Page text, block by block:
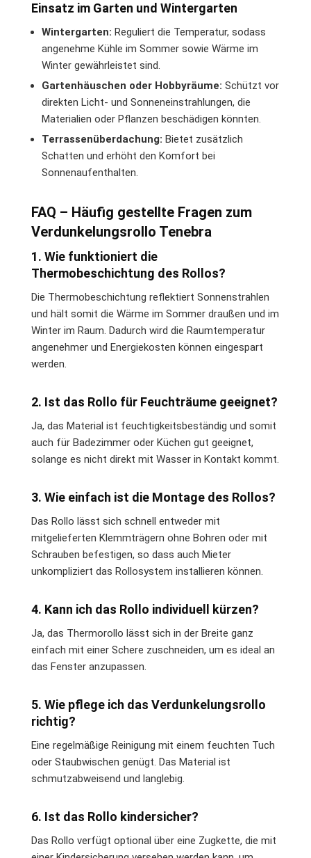
Einsatz im Garten und Wintergarten
Wintergarten: Reguliert die Temperatur, sodass
angenehme Kühle im Sommer sowie Wärme im
Winter gewährleistet sind.
Gartenhäuschen oder Hobbyräume: Schützt vor
direkten Licht- und Sonneneinstrahlungen, die
Materialien oder Pflanzen beschädigen könnten.
Terrassenüberdachung: Bietet zusätzlich
Schatten und erhöht den Komfort bei
Sonnenaufenthalten.
FAQ – Häufig gestellte Fragen zum
Verdunkelungsrollo Tenebra
1. Wie funktioniert die
Thermobeschichtung des Rollos?
Die Thermobeschichtung reflektiert Sonnenstrahlen
und hält somit die Wärme im Sommer draußen und im
Winter im Raum. Dadurch wird die Raumtemperatur
angenehmer und Energiekosten können eingespart
werden.
2. Ist das Rollo für Feuchträume geeignet?
Ja, das Material ist feuchtigkeitsbeständig und somit
auch für Badezimmer oder Küchen gut geeignet,
solange es nicht direkt mit Wasser in Kontakt kommt.
3. Wie einfach ist die Montage des Rollos?
Das Rollo lässt sich schnell entweder mit
mitgelieferten Klemmträgern ohne Bohren oder mit
Schrauben befestigen, so dass auch Mieter
unkompliziert das Rollosystem installieren können.
4. Kann ich das Rollo individuell kürzen?
Ja, das Thermorollo lässt sich in der Breite ganz
einfach mit einer Schere zuschneiden, um es ideal an
das Fenster anzupassen.
5. Wie pflege ich das Verdunkelungsrollo
richtig?
Eine regelmäßige Reinigung mit einem feuchten Tuch
oder Staubwischen genügt. Das Material ist
schmutzabweisend und langlebig.
6. Ist das Rollo kindersicher?
Das Rollo verfügt optional über eine Zugkette, die mit